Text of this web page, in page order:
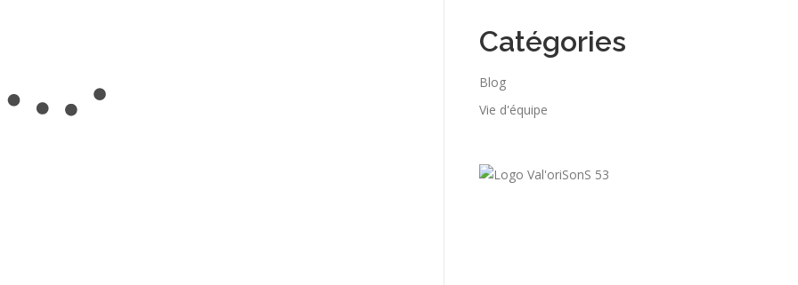
Catégories
Blog
Vie d'équipe